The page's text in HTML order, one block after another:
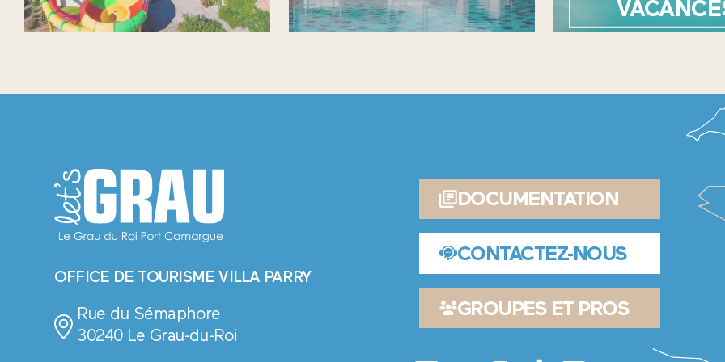
OFFICE DE TOURISME VILLA PARRY
Rue du Sémaphore
30240 Le Grau-du-Roi
DOCUMENTATION
CONTACTEZ-NOUS
GROUPES ET PROS